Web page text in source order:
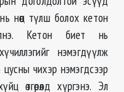
нь нөөц түлш болох кетон
Кетон биет нь
нэмэгдүүлж
чихэр нэмэгдсээр
өтгөрөлд хүргэнэ. Эл